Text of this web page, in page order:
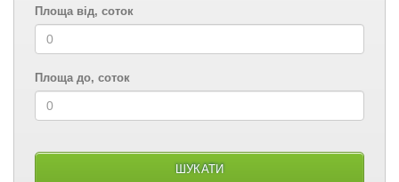
Площа від, соток
Площа до, соток